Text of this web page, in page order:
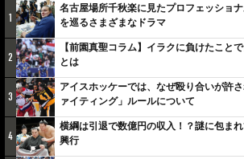
1
名古屋場所千秋楽に見たプロフェッショ
を巡るさまざまなドラマ
2
【前園真聖コラム】イラクに負けたこと
とは
3
アイスホッケーでは、なぜ殴り合いが許
ァイティング」ルールについて
4
横綱は引退で数億円の収入！？謎に包ま
興行